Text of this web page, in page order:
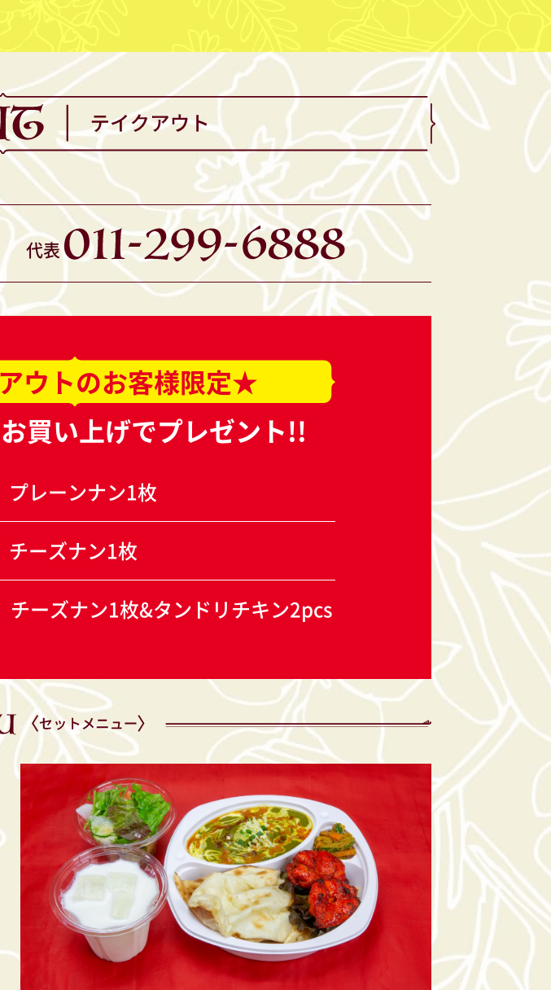
代表
ウトのお客様限定★
買い上げでプレゼント!!
プレーンナン1枚
チーズナン1枚
チーズナン1枚&タンドリチキン2pcs